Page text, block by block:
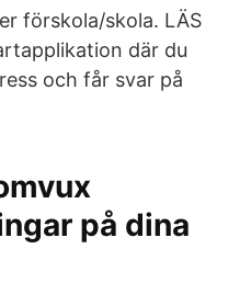
förskola/skola. LÄS
där du
och får svar på
på dina